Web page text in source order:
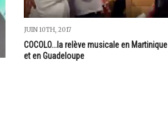
JUIN 10TH, 2017
COCOLO...la relève musicale en Martinique
et en Guadeloupe